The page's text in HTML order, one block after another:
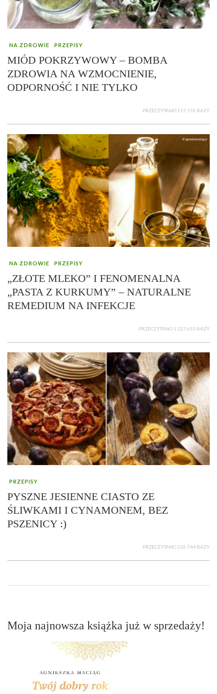
NA ZDROWIE PRZEPISY
MIÓD POKRZYWOWY – BOMBA
ZDROWIA NA WZMOCNIENIE,
ODPORNOŚĆ I NIE TYLKO
PRZECZYTANO 117 176 RAZY
NA ZDROWIE PRZEPISY
„ZŁOTE MLEKO” I FENOMENALNA
„PASTA Z KURKUMY” – NATURALNE
REMEDIUM NA INFEKCJE
PRZECZYTANO 1 227 653 RAZY
PRZEPISY
PYSZNE JESIENNE CIASTO ZE
ŚLIWKAMI I CYNAMONEM, BEZ
PSZENICY :)
PRZECZYTANO 226 744 RAZY
Moja najnowsza książka już w sprzedaży!